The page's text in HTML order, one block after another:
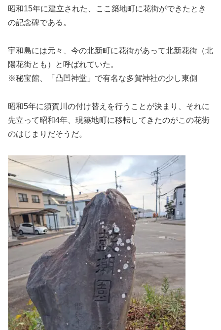
昭和15年に建立された、ここ築地町に花街ができたとき
の記念碑である。
宇和島には元々、今の北新町に花街があって北新花街（北
陽花街とも）と呼ばれていた。
※秘宝館、「凸凹神堂」で有名な多賀神社の少し東側
昭和5年に須賀川の付け替えを行うことが決まり、それに
先立って昭和4年、現築地町に移転してきたのがこの花街
のはじまりだそうだ。